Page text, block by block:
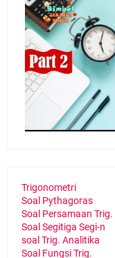
Trigonometri
Soal Pythagoras
Soal Persamaan Trig.
Soal Segitiga Segi-n
soal Trig. Analitika
Soal Fungsi Trig.